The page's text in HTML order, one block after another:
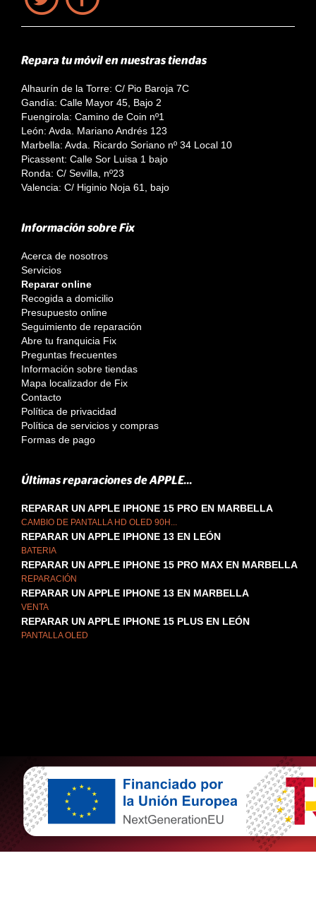
Repara tu móvil en nuestras tiendas
Alhaurín de la Torre: C/ Pio Baroja 7C
Gandía: Calle Mayor 45, Bajo 2
Fuengirola: Camino de Coin nº1
León: Avda. Mariano Andrés 123
Marbella: Avda. Ricardo Soriano nº 34 Local 10
Picassent: Calle Sor Luisa 1 bajo
Ronda: C/ Sevilla, nº23
Valencia: C/ Higinio Noja 61, bajo
Información sobre Fix
Acerca de nosotros
Servicios
Reparar online
Recogida a domicilio
Presupuesto online
Seguimiento de reparación
Abre tu franquicia Fix
Preguntas frecuentes
Información sobre tiendas
Mapa localizador de Fix
Contacto
Política de privacidad
Política de servicios y compras
Formas de pago
Últimas reparaciones de APPLE...
REPARAR UN APPLE IPHONE 15 PRO EN MARBELLA
CAMBIO DE PANTALLA HD OLED 90H...
REPARAR UN APPLE IPHONE 13 EN LEÓN
BATERIA
REPARAR UN APPLE IPHONE 15 PRO MAX EN MARBELLA
REPARACIÓN
REPARAR UN APPLE IPHONE 13 EN MARBELLA
VENTA
REPARAR UN APPLE IPHONE 15 PLUS EN LEÓN
PANTALLA OLED